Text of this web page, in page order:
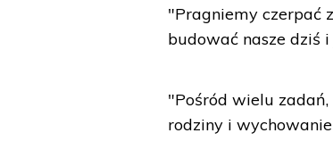
"Pragniemy czerpać
budować nasze dziś
"Pośród wielu zadań,
rodziny i